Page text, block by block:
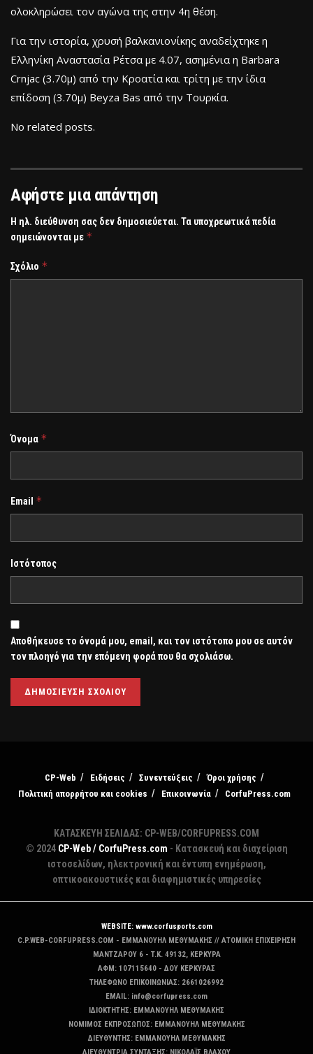
ολοκληρώσει τον αγώνα της στην 4η θέση.
Για την ιστορία, χρυσή βαλκανιονίκης αναδείχτηκε η
Ελληνίκη Αναστασία Ρέτσα με 4.07, ασημένια η Barbara
Crnjac (3.70μ) από την Κροατία και τρίτη με την ίδια
επίδοση (3.70μ) Beyza Bas από την Τουρκία.
No related posts.
Αφήστε μια απάντηση
Η ηλ. διεύθυνση σας δεν δημοσιεύεται. Τα υποχρεωτικά πεδία
σημειώνονται με *
Σχόλιο *
Όνομα *
Email *
Ιστότοπος
Αποθήκευσε το όνομά μου, email, και τον ιστότοπο μου σε αυτόν
τον πλοηγό για την επόμενη φορά που θα σχολιάσω.
CP-Web Ειδήσεις Συνεντεύξεις
Όροι χρήσης
Πολιτική απορρήτου και cookies
Επικοινωνία CorfuPress.com
ΚΑΤΑΣΚΕΥΗ ΣΕΛΙΔΑΣ: CP-WEB/CORFUPRESS.COM
© 2024 CP-Web / CorfuPress.com - Κατασκευή και διαχείριση
ιστοσελίδων, ηλεκτρονική και έντυπη ενημέρωση,
οπτικοακουστικές και διαφημιστικές υπηρεσίες
WEBSITE: www.corfusports.com
C.P.WEB-CORFUPRESS.COM - ΕΜΜΑΝΟΥΗΛ ΜΕΘΥΜΑΚΗΣ // ΑΤΟΜΙΚΗ ΕΠΙΧΕΙΡΗΣΗ
MANTZAΡΟΥ 6 - T.K. 49132, ΚΕΡΚΥΡΑ
ΑΦΜ: 107115640 - ΔΟΥ ΚΕΡΚΥΡΑΣ
ΤΗΛΕΦΩΝΟ ΕΠΙΚΟΙΝΩΝΙΑΣ: 2661026992
EMAIL: info@corfupress.com
ΙΔΙΟΚΤΗΤΗΣ: EMMANOYΗΛ ΜΕΘΥΜΑΚΗΣ
ΝΟΜΙΜΟΣ ΕΚΠΡΟΣΩΠΟΣ: EMMANOYΗΛ ΜΕΘΥΜΑΚΗΣ
ΔΙΕΥΘΥΝΤΗΣ: EMMANOYΗΛ ΜΕΘΥΜΑΚΗΣ
ΔΙΕΥΘΥΝΤΡΙΑ ΣΥΝΤΑΞΗΣ: ΝΙΚΟΛΑΪΣ ΒΛΑΧΟΥ